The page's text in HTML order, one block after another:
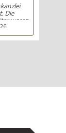
Die
waren
und
klar